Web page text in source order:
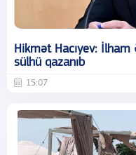
Hikmət Hacıyev:
sülhü qazanıb
15:07